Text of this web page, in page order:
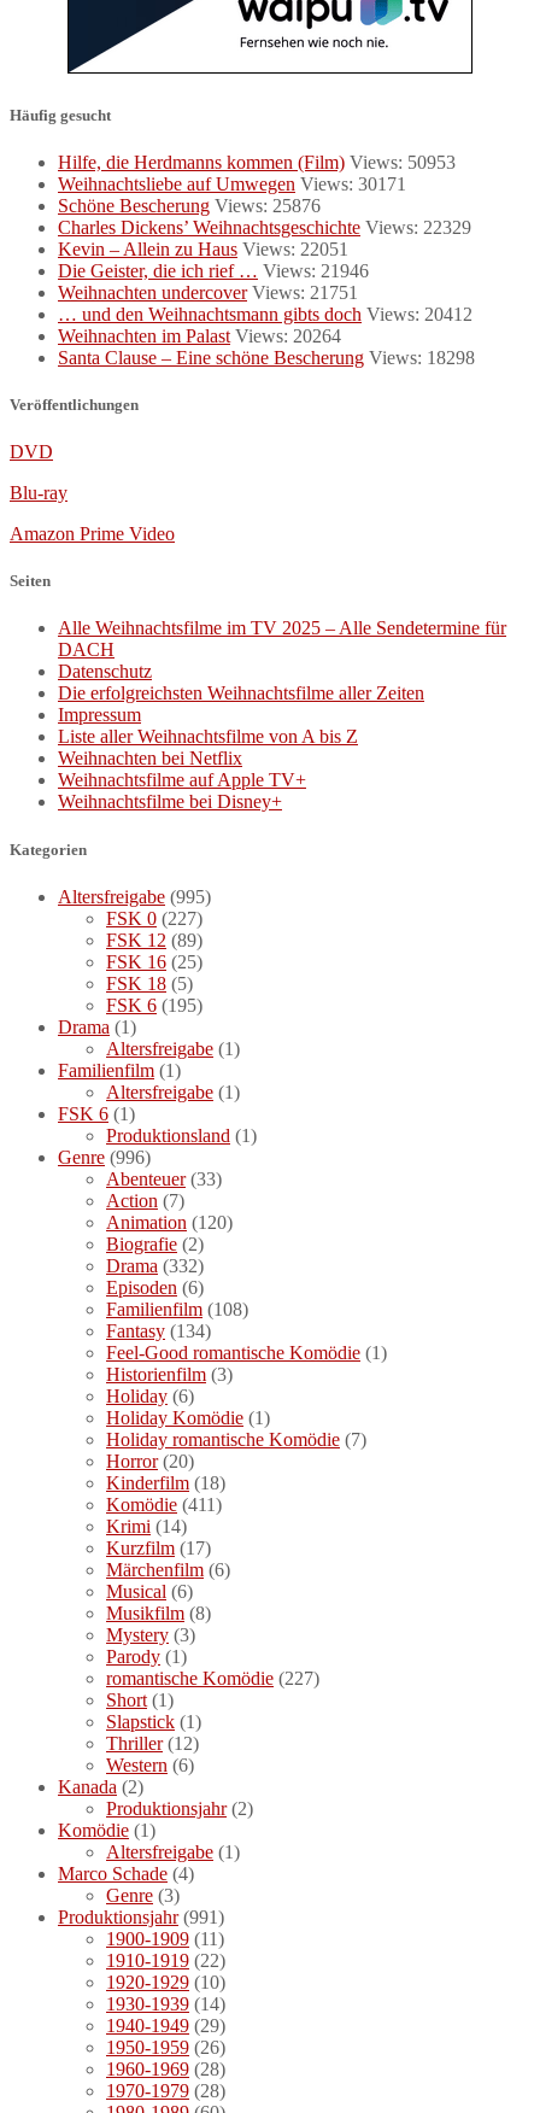
Häufig gesucht
Hilfe, die Herdmanns kommen (Film) Views: 50953
Weihnachtsliebe auf Umwegen Views: 30171
Schöne Bescherung Views: 25876
Charles Dickens’ Weihnachtsgeschichte Views: 22329
Kevin – Allein zu Haus Views: 22051
Die Geister, die ich rief … Views: 21946
Weihnachten undercover Views: 21751
… und den Weihnachtsmann gibts doch Views: 20412
Weihnachten im Palast Views: 20264
Santa Clause – Eine schöne Bescherung Views: 18298
Veröffentlichungen
DVD
Blu-ray
Amazon Prime Video
Seiten
Alle Weihnachtsfilme im TV 2025 – Alle Sendetermine für
DACH
Datenschutz
Die erfolgreichsten Weihnachtsfilme aller Zeiten
Impressum
Liste aller Weihnachtsfilme von A bis Z
Weihnachten bei Netflix
Weihnachtsfilme auf Apple TV+
Weihnachtsfilme bei Disney+
Kategorien
Altersfreigabe (995)
FSK 0 (227)
FSK 12 (89)
FSK 16 (25)
FSK 18 (5)
FSK 6 (195)
Drama (1)
Altersfreigabe (1)
Familienfilm (1)
Altersfreigabe (1)
FSK 6 (1)
Produktionsland (1)
Genre (996)
Abenteuer(33)
Action (7)
Animation (120)
Biografie (2)
Drama (332)
Episoden (6)
Familienfilm (108)
Fantasy (134)
Feel-Good romantische Komödie (1)
Historienfilm (3)
Holiday (6)
Holiday Komödie (1)
Holiday romantische Komödie (7)
Horror(20)
Kinderfilm (18)
Komödie (411)
Krimi (14)
Kurzfilm (17)
Märchenfilm (6)
Musical (6)
Musikfilm (8)
Mystery (3)
Parody (1)
romantische Komödie (227)
Short (1)
Slapstick (1)
Thriller(12)
Western (6)
Kanada (2)
Produktionsjahr(2)
Komödie (1)
Altersfreigabe (1)
Marco Schade (4)
Genre (3)
Produktionsjahr(991)
1900-1909 (11)
1910-1919 (22)
1920-1929 (10)
1930-1939 (14)
1940-1949 (29)
1950-1959 (26)
1960-1969 (28)
1970-1979 (28)